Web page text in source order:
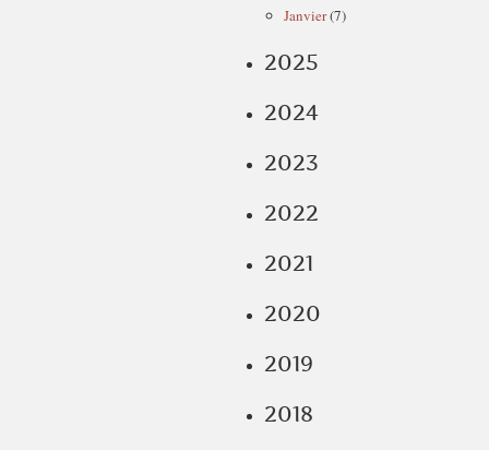
Janvier(7)
2025
2024
2023
2022
2021
2020
2019
2018